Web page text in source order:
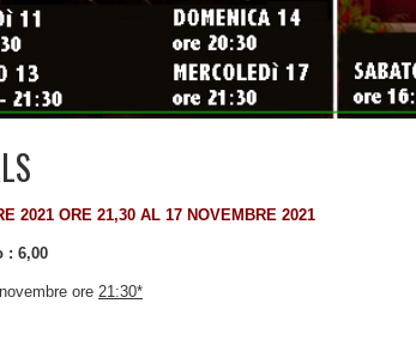
2021 ORE 21,30 AL 17 NOVEMBRE 2021
: 6,00
ore 21:30*